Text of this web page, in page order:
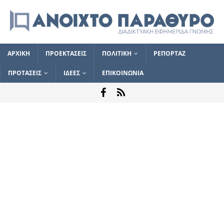
ΑΡΧΙΚΗ ΠΡΟΕΚΤΑΣΕΙΣ ΠΟΛΙΤΙΚΗ ΡΕΠΟΡΤΑΖ
ΠΡΟΤΑΣΕΙΣ ΙΔΕΕΣ ΕΠΙΚΟΙΝΩΝΙΑ